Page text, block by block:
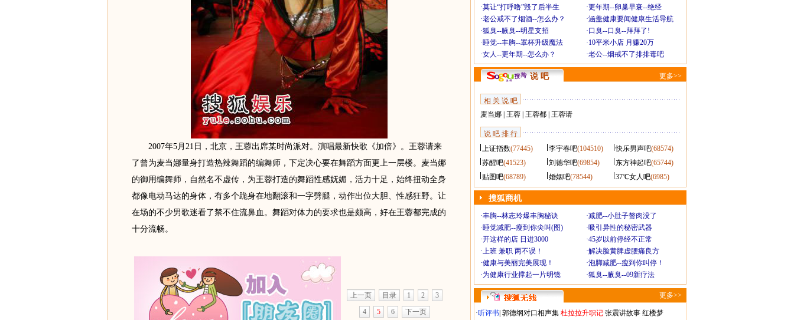
2007年5月21日，北京，王蓉出席某时尚派对。演唱最新快歌《加倍》。王蓉请来
了曾为麦当娜量身打造热辣舞蹈的编舞师，下定决心要在舞蹈方面更上一层楼。麦当娜
的御用编舞师，自然名不虚传，为王蓉打造的舞蹈性感妩媚，活力十足，始终扭动全身
都像电动马达的身体，有多个跪身在地翻滚和一字劈腿，动作出位大胆、性感狂野。让
在场的不少男歌迷看了禁不住流鼻血。舞蹈对体力的要求也是颇高，好在王蓉都完成的
十分流畅。
上一页 目录 1 2
3
4
5 6 下一页
·莫让“打呼噜”毁了后半生 ·更年期--卵巢早衰--绝经
·老公戒不了烟酒--怎么办？ ·涵盖健康要闻健康生活导航
·狐臭--腋臭--明星支招 ·口臭--口臭--拜拜了!
·睡觉--丰胸--罩杯升级魔法 ·10平米小店 月赚20万
·女人--更年期--怎么办？ ·老公--烟戒不了排排毒吧
说 吧 更多>>
相 关 说 吧
麦当娜| 王蓉| 王蓉都| 王蓉请
说 吧 排 行
上证指数(77445) 李宇春吧(104510) 快乐男声吧(68574)
苏醒吧(41523) 刘德华吧(69854) 东方神起吧(65744)
贴图吧(68789) 婚姻吧(78544) 37℃女人吧(6985)
搜狐商机
·丰胸--林志玲爆丰胸秘诀 ·减肥--小肚子赘肉没了
·睡觉减肥--瘦到你尖叫(图) ·吸引异性的秘密武器
·开这样的店 日进3000 ·45岁以前停经不正常
·上班 兼职 两不误！ ·解决脸黄脾虚腰痛良方
·健康与美丽完美展现！ ·泡脚减肥--瘦到你叫停！
·为健康行业撑起一片明镜 ·狐臭--腋臭--09新疗法
更多>>
·听评书 郭德纲对口相声集 杜拉拉升职记 张震讲故事 红楼梦